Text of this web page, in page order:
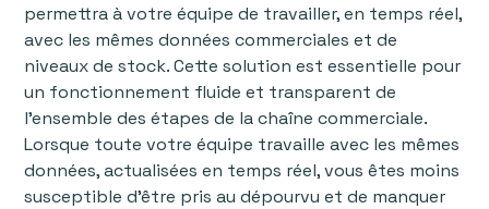
permettra à votre équipe de travailler, en temps réel,
avec les mêmes données commerciales et de
niveaux de stock. Cette solution est essentielle pour
un fonctionnement fluide et transparent de
l’ensemble des étapes de la chaîne commerciale.
Lorsque toute votre équipe travaille avec les mêmes
données, actualisées en temps réel, vous êtes moins
susceptible d'être pris au dépourvu et de manquer